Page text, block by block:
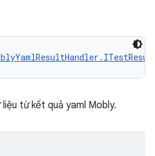
từ kết quả yaml Mobly.